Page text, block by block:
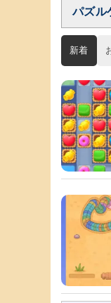
パズル
新着